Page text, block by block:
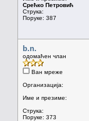
Срећко Петровић
Струка:
Поруке: 387
b.n.
одомаћен члан
Ван мреже
Организација:
Име и презиме:
Струка:
Поруке: 373